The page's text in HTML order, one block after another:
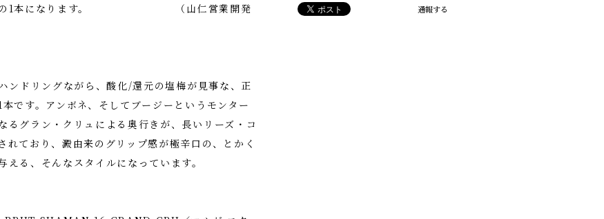
イルの1本になります。 （山仁営業開発
ンドリングながら、酸化/還元の塩梅が見事な、正
です。アンボネ、そしてブージーというモンター
るグラン・クリュによる奥行きが、長いリーズ・コ
れており、澱由来のグリップ感が極辛口の、とかく
る、そんなスタイルになっています。
通報する